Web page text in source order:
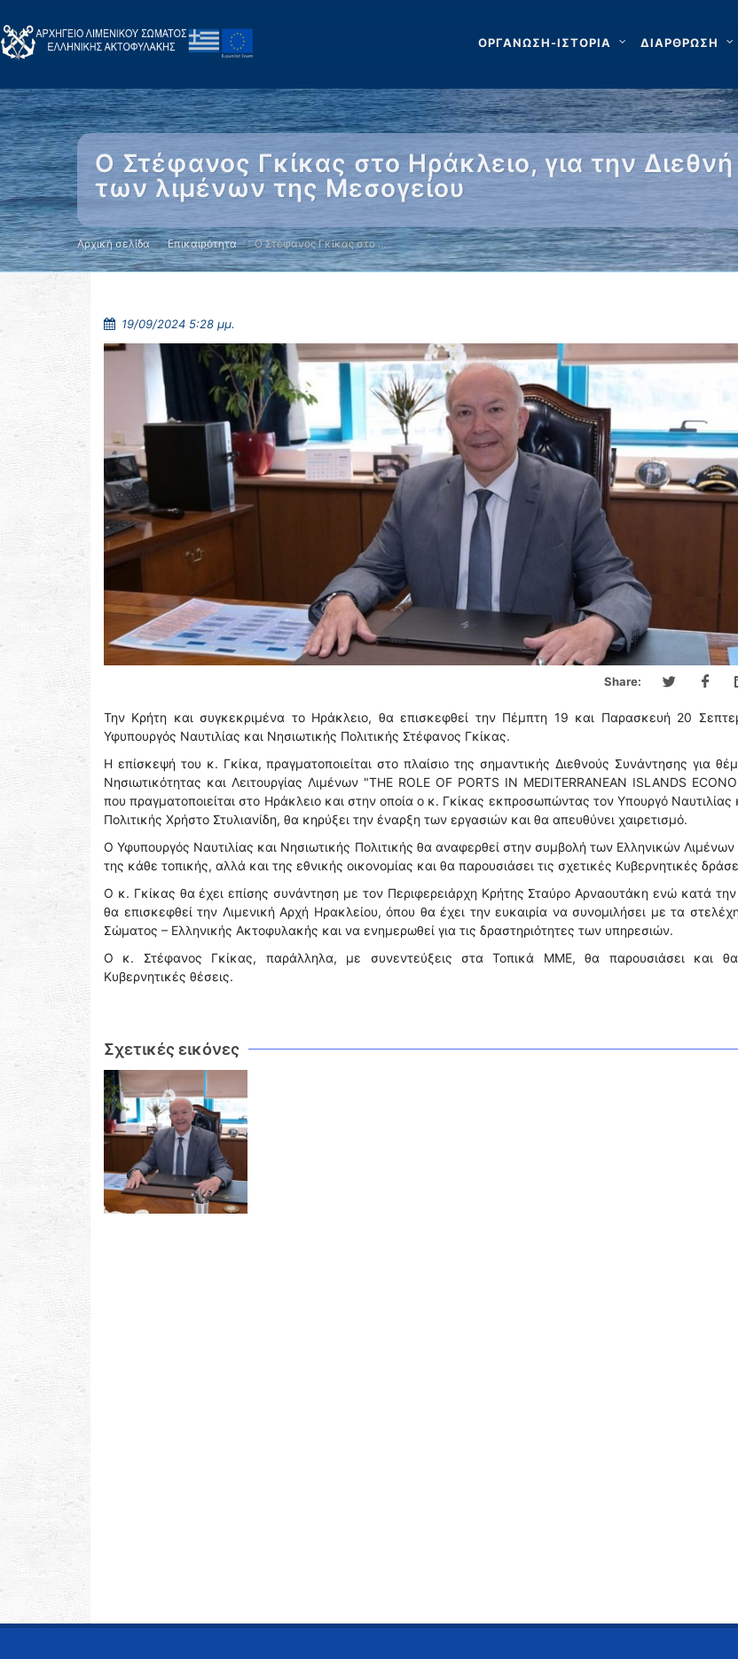
ΟΡΓΑΝΩΣΗ-ΙΣΤΟΡΙΑ ΔΙΑΡΘΡΩΣΗ
Ο Στέφανος Γκίκας στο Ηράκλειο, για την
των λιμένων της Μεσογείου
Αρχική σελίδα Επικαιρότητα Ο Στέφανος Γκίκας στο …
19/09/2024 5:28 μμ.
Share:
Την Κρήτη και συγκεκριμένα το Ηράκλειο, θα επισκεφθεί την Πέμπτη 19 και Παρασκευή 20
Υφυπουργός Ναυτιλίας και Νησιωτικής Πολιτικής Στέφανος Γκίκας.
Η επίσκεψή του κ. Γκίκα, πραγματοποιείται στο πλαίσιο της σημαντικής Διεθνούς Συνάντησης για
Νησιωτικότητας και Λειτουργίας Λιμένων "THE ROLE OF PORTS IN MEDITERRANEAN ISLANDS
που πραγματοποιείται στο Ηράκλειο και στην οποία ο κ. Γκίκας εκπροσωπώντας τον Υπουργό Ναυτιλίας
Πολιτικής Χρήστο Στυλιανίδη, θα κηρύξει την έναρξη των εργασιών και θα απευθύνει χαιρετισμό.
Ο Υφυπουργός Ναυτιλίας και Νησιωτικής Πολιτικής θα αναφερθεί στην συμβολή των Ελληνικών
της κάθε τοπικής, αλλά και της εθνικής οικονομίας και θα παρουσιάσει τις σχετικές Κυβερνητικές
Ο κ. Γκίκας θα έχει επίσης συνάντηση με τον Περιφερειάρχη Κρήτης Σταύρο Αρναουτάκη ενώ κατά
θα επισκεφθεί την Λιμενική Αρχή Ηρακλείου, όπου θα έχει την ευκαιρία να συνομιλήσει με τα
Σώματος – Ελληνικής Ακτοφυλακής και να ενημερωθεί για τις δραστηριότητες των υπηρεσιών.
Ο κ. Στέφανος Γκίκας, παράλληλα, με συνεντεύξεις στα Τοπικά ΜΜΕ, θα παρουσιάσει και θα
Κυβερνητικές θέσεις.
Σχετικές εικόνες